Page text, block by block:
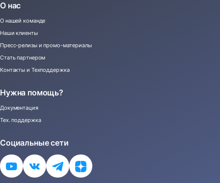
О нас
О нашей команде
Наши клиенты
Пресс-релизы и промо-материалы
Стать партнером
Контакты и Техподдержка
Нужна помощь?
Документация
Тех. поддержка
Социальные сети